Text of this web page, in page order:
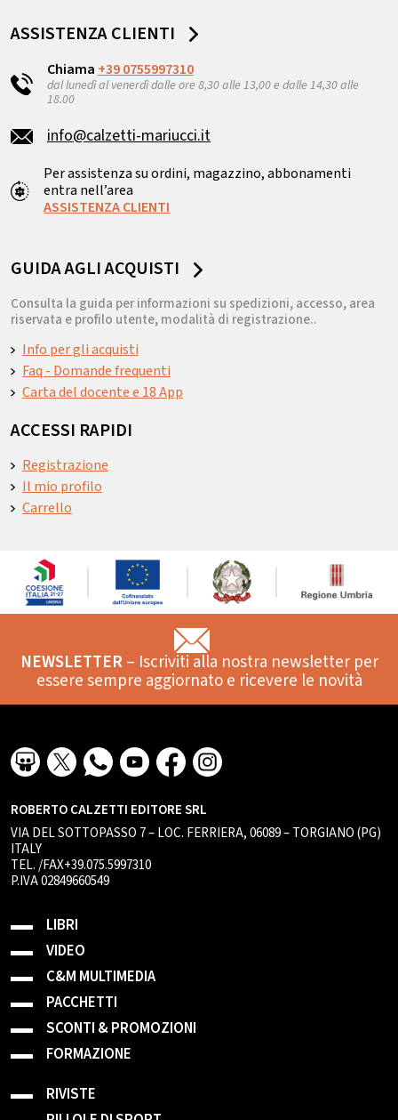
ASSISTENZA CLIENTI
Chiama +39 0755997310
dal lunedì al venerdì dalle ore 8,30 alle 13,00 e dalle 14,30 alle
18.00
info@calzetti-mariucci.it
Per assistenza su ordini, magazzino, abbonamenti
entra nell’area
ASSISTENZA CLIENTI
GUIDA AGLI ACQUISTI
Consulta la guida per informazioni su spedizioni, accesso, area
riservata e profilo utente, modalità di registrazione..
Info per gli acquisti
Faq - Domande frequenti
Carta del docente e 18 App
ACCESSI RAPIDI
Registrazione
Il mio profilo
Carrello
NEWSLETTER– Iscriviti alla nostra newsletter per
essere sempre aggiornato e ricevere le novità
ROBERTO CALZETTI EDITORE SRL
VIA DEL SOTTOPASSO 7 – LOC. FERRIERA, 06089 – TORGIANO (PG)
ITALY
TEL. /FAX+39.075.5997310
P.IVA 02849660549
LIBRI
VIDEO
C&M MULTIMEDIA
PACCHETTI
SCONTI & PROMOZIONI
FORMAZIONE
RIVISTE